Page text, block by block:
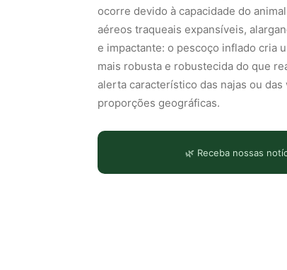
ocorre devido à capacidade do
aéreos traqueais expansíveis,
e impactante: o pescoço inflado cria
mais robusta e robustecida do que
alerta característico das najas ou
proporções geográficas.
🌿 Receba nossas